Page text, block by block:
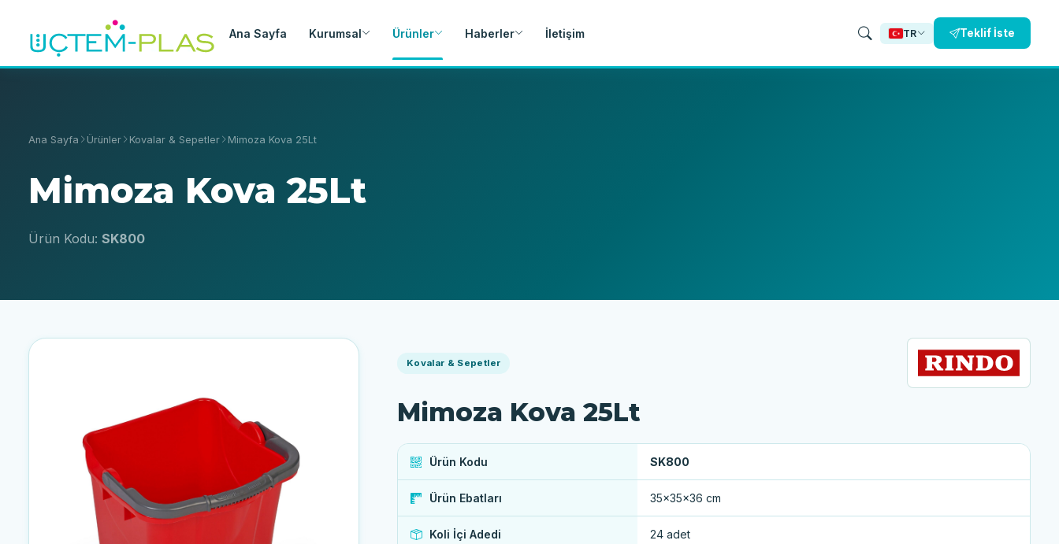
Ana Sayfa Kurumsal Ürünler Haberler İletişim TR Teklif İste
Ana Sayfa Ürünler Kovalar & Sepetler Mimoza Kova 25Lt
Mimoza Kova 25Lt
Ürün Kodu: SK800
Kovalar & Sepetler
Mimoza Kova 25Lt
Ürün Kodu SK800
Ürün Ebatları 35×35×36 cm
Koli İçi Adedi 24 adet